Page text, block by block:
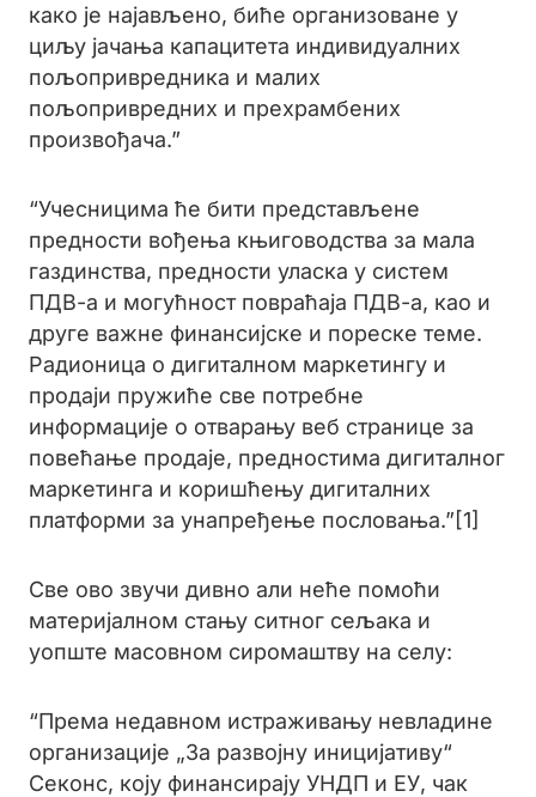
како је најављено, биће организоване у
циљу јачања капацитета индивидуалних
пољопривредника и малих
пољопривредних и прехрамбених
произвођача.”
“Учесницима ће бити представљене
предности вођења књиговодства за мала
газдинства, предности уласка у систем
ПДВ-а и могућност повраћаја ПДВ-а, као и
друге важне финансијске и пореске теме.
Радионица о дигиталном маркетингу и
продаји пружиће све потребне
информације о отварању веб странице за
повећање продаје, предностима дигиталног
маркетинга и коришћењу дигиталних
платформи за унапређење пословања.”[1]
Све ово звучи дивно али неће помоћи
материјалном стању ситног сељака и
уопште масовном сиромаштву на селу:
“Према недавном истраживању невладине
организације „За развојну иницијативу“
Секонс, коју финансирају УНДП и ЕУ, чак